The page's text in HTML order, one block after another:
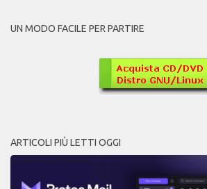
UN MODO FACILE PER PARTIRE
ARTICOLI PIÙ LETTI OGGI